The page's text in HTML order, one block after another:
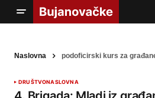
Naslovna podoficirski kurs za
DRUŠTVONASLOVNA